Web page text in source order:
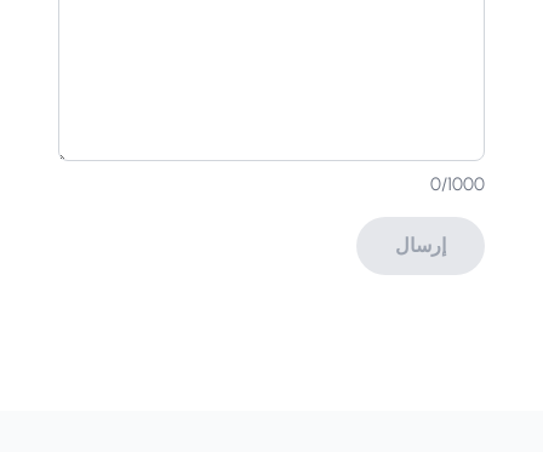
0/1000
إرسال